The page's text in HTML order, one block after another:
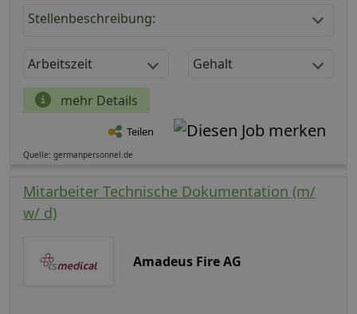
Stellenbeschreibung:
Arbeitszeit Gehalt
mehr Details
Teilen
Quelle: germanpersonnel.de
Mitarbeiter Technische Dokumentation (m/
w/ d)
Amadeus Fire AG